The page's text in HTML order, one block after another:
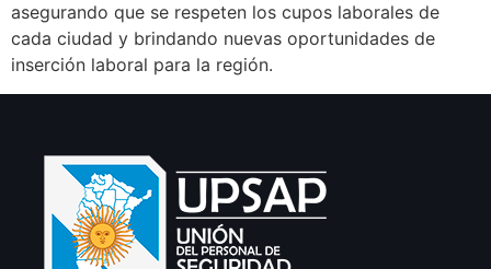
asegurando que se respeten los cupos laborales de
cada ciudad y brindando nuevas oportunidades de
inserción laboral para la región.